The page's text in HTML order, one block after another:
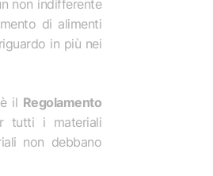
non indifferente
di alimenti
in più nei
il Regolamento
tutti i materiali
non debbano